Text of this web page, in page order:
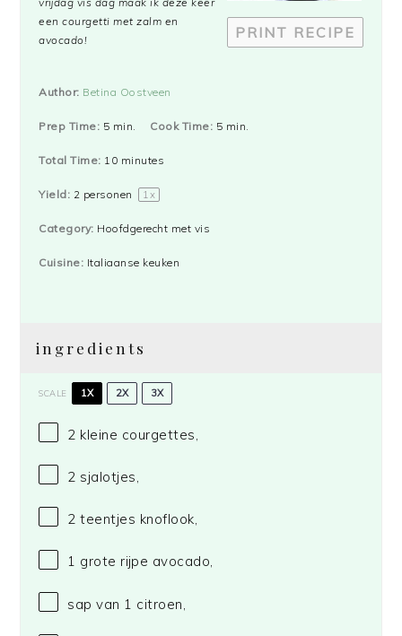
PRINT RECIPE
een courgetti met zalm en
avocado!
Author: Betina Oostveen
Prep Time: 5 min. Cook Time: 5 min.
Total Time: 10 minutes
Yield: 2 personen 1 x
Category: Hoofdgerecht met vis
Cuisine: Italiaanse keuken
ingredients
SCALE 1X 2X 3X
2 kleine courgettes,
2 sjalotjes,
2 teentjes knoflook,
1 grote rijpe avocado,
sap van 1 citroen,